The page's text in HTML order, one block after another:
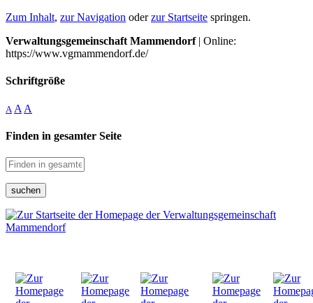
Zum Inhalt, zur Navigation oderzur Startseite springen.
Verwaltungsgemeinschaft Mammendorf| Online:
https://www.vgmammendorf.de/
Schriftgröße
A A A
Finden in gesamter Seite
suchen